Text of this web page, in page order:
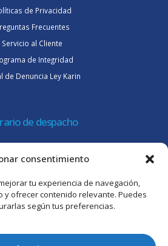
consentimiento
tu experiencia de navegación,
y ofrecer contenido relevante. Puedes
según tus preferencias.
de Privacidad
Frecuentes
Servicio al Cliente
de Integridad
de Denuncia Ley Karin
de despacho
8:30 a 15:30 hrs.
al cliente
de 09:00 a 17:45 hrs.